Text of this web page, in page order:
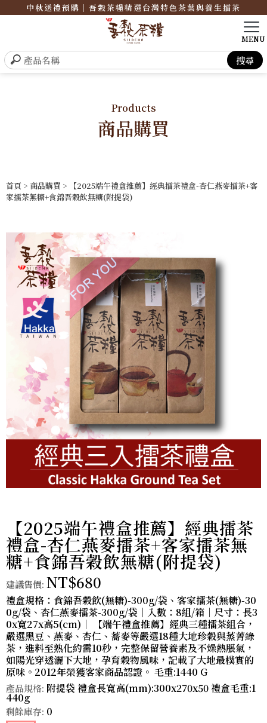
中秋送禮預購｜吾穀茶糧精選台灣特色茶葉與養生擂茶
Products
商品購買
首頁 > 商品購買 > 【2025端午禮盒推薦】經典擂茶禮盒-杏仁燕麥擂茶+客
家擂茶無糖+食錦吾穀飲無糖(附提袋)
【2025端午禮盒推薦】經典擂茶
禮盒-杏仁燕麥擂茶+客家擂茶無
糖+食錦吾穀飲無糖(附提袋)
建議售價: NT$680
禮盒規格：食錦吾穀飲(無糖)-300g/袋、客家擂茶(無糖)-30
0g/袋、杏仁燕麥擂茶-300g/袋｜入數：8組/箱｜尺寸：長3
0x寬27x高5(cm)｜ 【端午禮盒推薦】經典三種擂茶組合，
嚴選黑豆、燕麥、杏仁、蕎麥等嚴選18種大地珍穀與蒸菁綠
茶，進料至熟化約需10秒，完整保留營養素及不燥熱脹氣，
如陽光穿透灑下大地，孕育穀物風味，記載了大地最樸實的
原味。2012年榮獲客家商品認證。 毛重:1440 G
產品規格: 附提袋 禮盒長寬高(mm):300x270x50 禮盒毛重:1
440g
剩餘庫存: 0